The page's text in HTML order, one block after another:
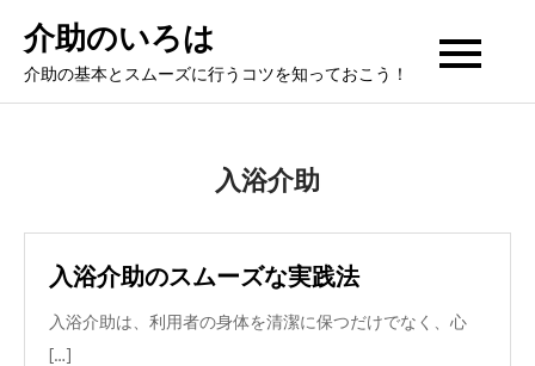
content
介助のいろは
介助の基本とスムーズに行うコツを知っておこう！
入浴介助
入浴介助のスムーズな実践法
入浴介助は、利用者の身体を清潔に保つだけでなく、心
[…]